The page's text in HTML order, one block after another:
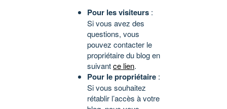
Pour les visiteurs :
Si vous avez des
questions, vous
pouvez contacter le
propriétaire du blog en
suivantce lien.
Pour le propriétaire :
Si vous souhaitez
rétablir l’accès à votre